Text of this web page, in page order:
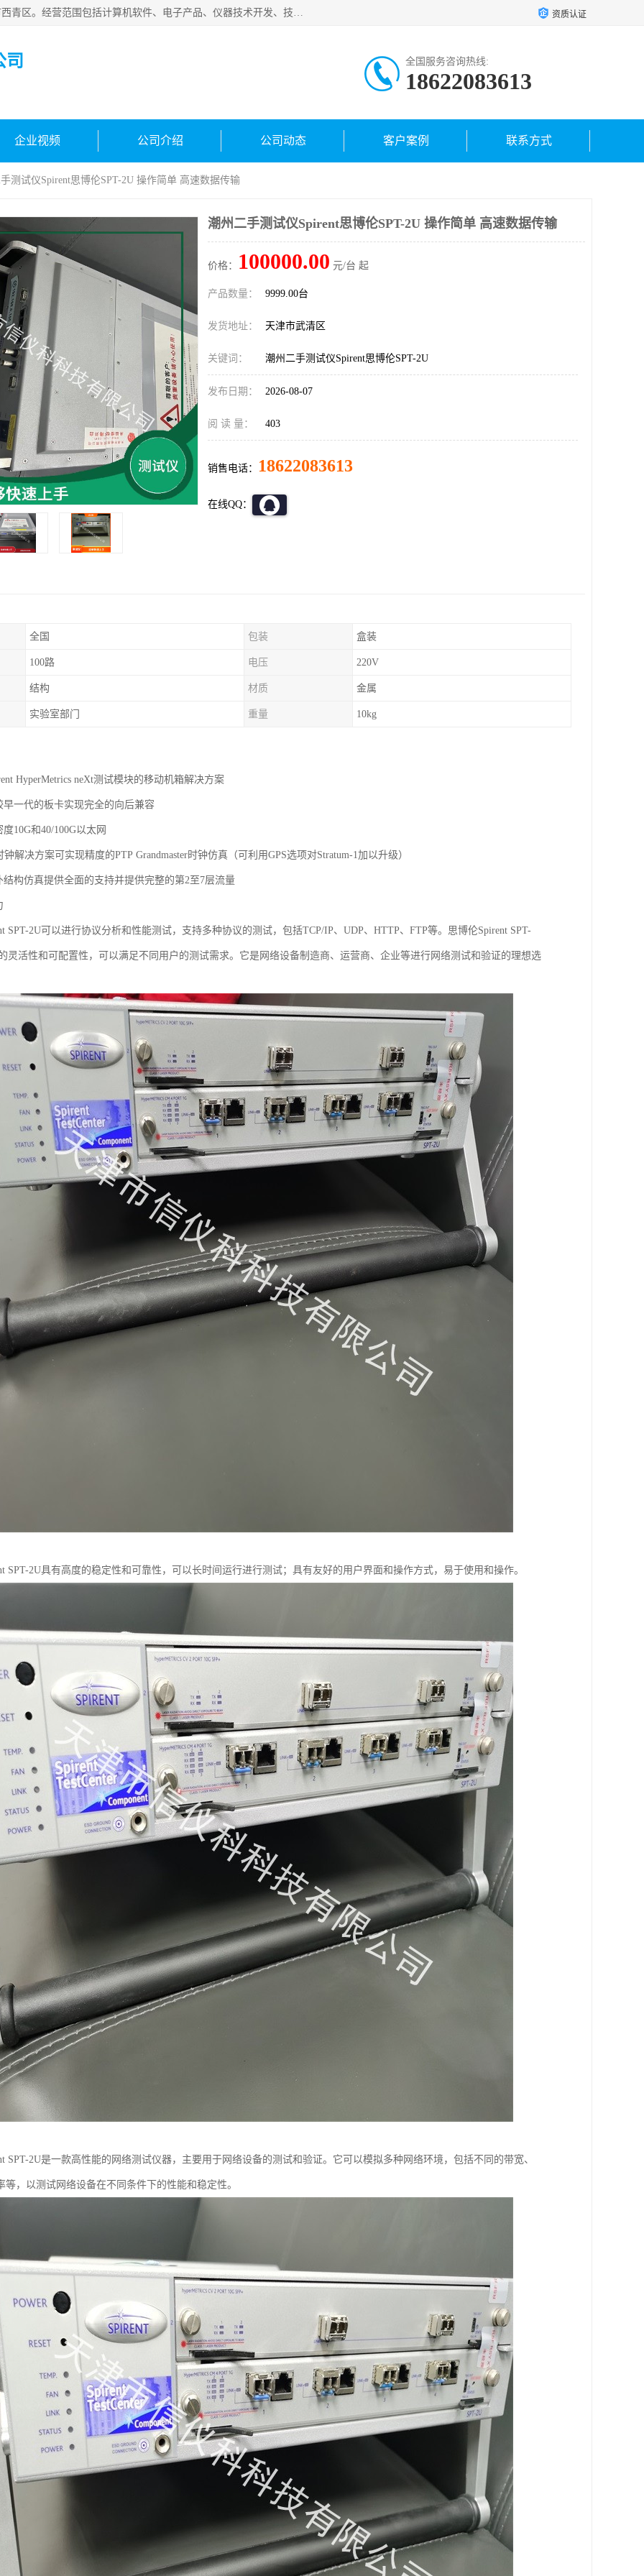
天津市信仪科科技有限公司成立于2013年，注册地位于天津市西青区。经营范围包括计算机软件、电子产品、仪器技术开发、技术转让、技术咨询、技术服务、网络工程、电子监控工程安装等；主要产品有：网络流量测试仪、Ixia XM2、XM12、XGS2、XGS12、400T、1600T、X16网络协议分析仪，Agilent N2X 等等各种型号，欢迎来电咨询。 资质认证
司 全国服务咨询热线:
18622083613
企业视频 公司介绍 公司动态 客户案例 联系方式
测试仪Spirent思博伦SPT-2U 操作简单 高速数据传输
潮州二手测试仪Spirent思博伦SPT-2U 操作简单 高速数据传输
价格： 100000.00 元/台 起
产品数量： 9999.00台
发货地址： 天津市武清区
关键词： 潮州二手测试仪Spirent思博伦SPT-2U
发布日期： 2026-08-07
阅 读 量： 403
销售电话： 18622083613
在线QQ：
全国 包装 盒装
100路 电压 220V
结构 材质 金属
实验室部门 重量 10kg
HyperMetrics neXt测试模块的移动机箱解决方案
早一代的板卡实现完全的向后兼容
10G和40/100G以太网
钟解决方案可实现精度的PTP Grandmaster时钟仿真（可利用GPS选项对Stratum-1加以升级）
结构仿真提供全面的支持并提供完整的第2至7层流量
SPT-2U可以进行协议分析和性能测试，支持多种协议的测试，包括TCP/IP、UDP、HTTP、FTP等。思博伦Spirent SPT-
灵活性和可配置性，可以满足不同用户的测试需求。它是网络设备制造商、运营商、企业等进行网络测试和验证的理想选
SPT-2U具有高度的稳定性和可靠性，可以长时间运行进行测试；具有友好的用户界面和操作方式，易于使用和操作。
SPT-2U是一款高性能的网络测试仪器，主要用于网络设备的测试和验证。它可以模拟多种网络环境，包括不同的带宽、
等，以测试网络设备在不同条件下的性能和稳定性。